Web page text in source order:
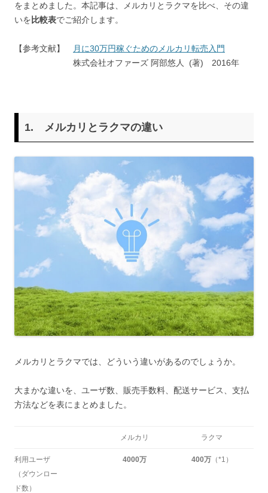
をまとめました。本記事は、メルカリとラクマを比べ、その違
いを 比較表でご紹介します。
【参考文献】
月に30万円稼ぐためのメルカリ転売入門
株式会社オファーズ 阿部悠人 (著) 2016年
1. メルカリとラクマの違い
メルカリとラクマでは、どういう違いがあるのでしょうか。
大まかな違いを、ユーザ数、販売手数料、配送サービス、支払
方法などを表にまとめました。
メルカリ ラクマ
利用ユーザ
（ダウンロー
ド数）
4000万 400万（*1）